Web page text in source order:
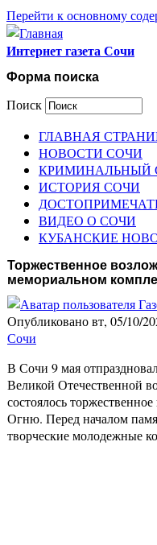
Перейти к основному
Интернет газета Сочи
Форма поиска
Поиск
ГЛАВНАЯ
НОВОСТИ СОЧИ
КРИМИНАЛЬНЫЙ
ИСТОРИЯ СОЧИ
ВИДЕО О СОЧИ
КУБАНСКИЕ
Торжественное
мемориальном
Опубликовано вт, 05/10/
Сочи
В Сочи 9 мая
Великой Отечественной
состоялось
Огню. Перед началом
творческие молодежные